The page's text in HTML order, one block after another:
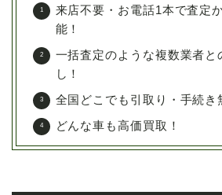
来店不要・お電話1本で査定
能！
一括査定のような複数業者と
し！
全国どこでも引取り・手続き
どんな車も高価買取！